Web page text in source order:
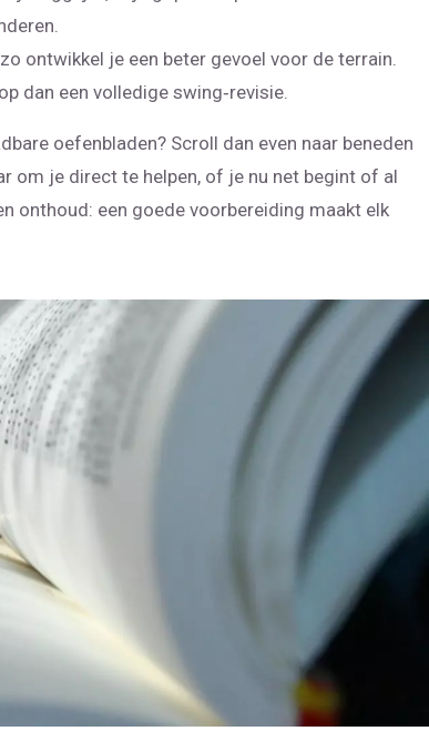
ontwikkel je een beter gevoel voor de terrain.
dan een volledige swing‑revisie.
oefenbladen? Scroll dan even naar beneden
om je direct te helpen, of je nu net begint of al
onthoud: een goede voorbereiding maakt elk